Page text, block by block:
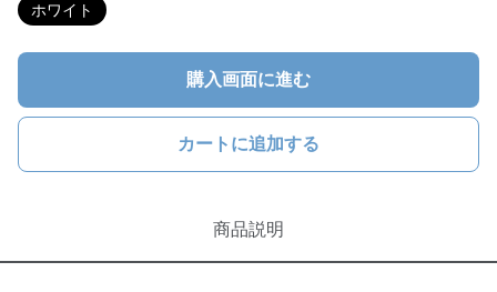
ホワイト
購入画面に進む
カートに追加する
商品説明